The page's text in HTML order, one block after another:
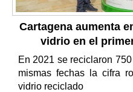
Cartagena aumenta
vidrio en el
En 2021 se reciclaron
mismas fechas la cifra
vidrio reciclado